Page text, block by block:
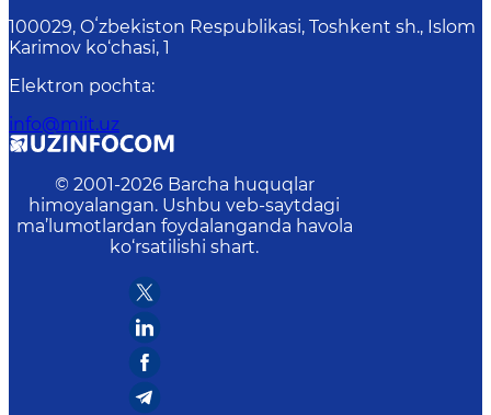
100029, Oʻzbekiston Respublikasi, Toshkent sh., Islom
Karimov ko‘chasi, 1
Elektron pochta:
info@miit.uz
© 2001-2026 Barcha huquqlar
himoyalangan. Ushbu veb-saytdagi
ma’lumotlardan foydalanganda havola
ko‘rsatilishi shart.